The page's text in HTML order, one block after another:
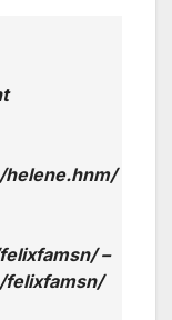
–